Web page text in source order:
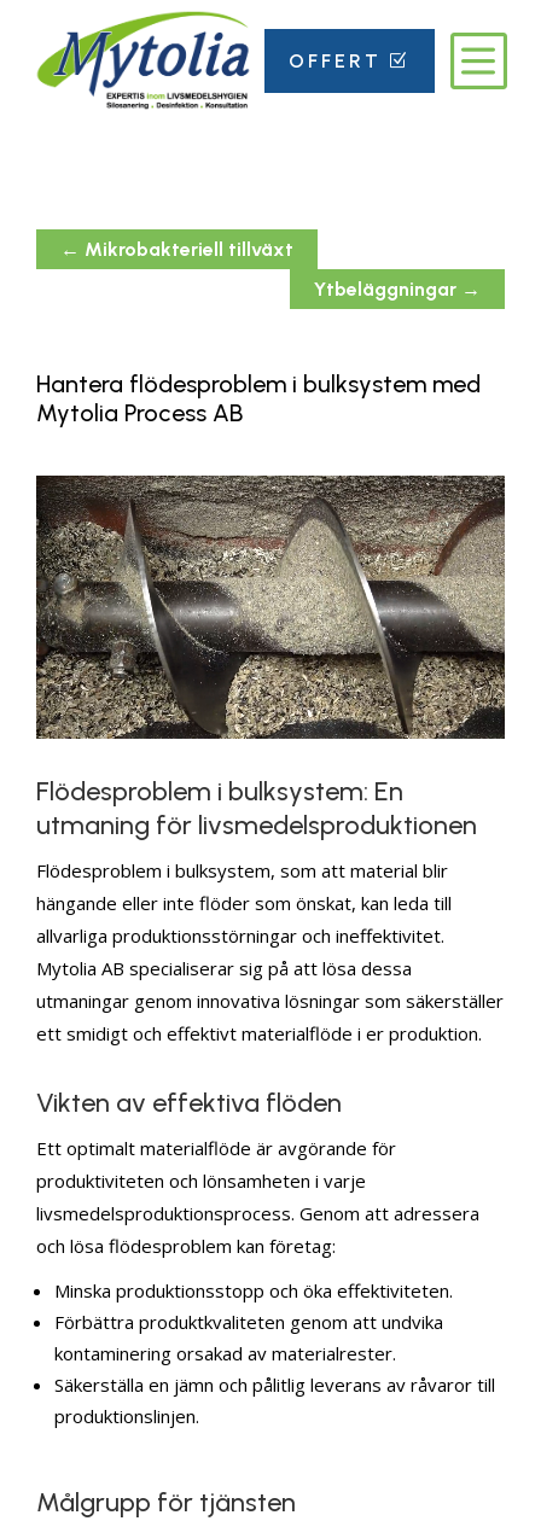
OFFERT Z b
← Mikrobakteriell tillväxt
Ytbeläggningar →
Hantera flödesproblem i bulksystem med
Mytolia Process AB
Flödesproblem i bulksystem: En
utmaning för livsmedelsproduktionen
Flödesproblem i bulksystem, som att material blir
hängande eller inte flöder som önskat, kan leda till
allvarliga produktionsstörningar och ineffektivitet.
Mytolia AB specialiserar sig på att lösa dessa
utmaningar genom innovativa lösningar som säkerställer
ett smidigt och effektivt materialflöde i er produktion.
Vikten av effektiva flöden
Ett optimalt materialflöde är avgörande för
produktiviteten och lönsamheten i varje
livsmedelsproduktionsprocess. Genom att adressera
och lösa flödesproblem kan företag:
Minska produktionsstopp och öka effektiviteten.
Förbättra produktkvaliteten genom att undvika
kontaminering orsakad av materialrester.
Säkerställa en jämn och pålitlig leverans av råvaror till
produktionslinjen.
Målgrupp för tjänsten